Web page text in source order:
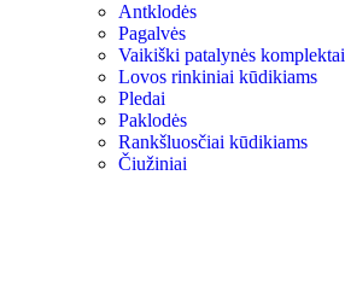
Antklodės
Pagalvės
Vaikiški patalynės komplektai
Lovos rinkiniai kūdikiams
Pledai
Paklodės
Rankšluosčiai kūdikiams
Čiužiniai